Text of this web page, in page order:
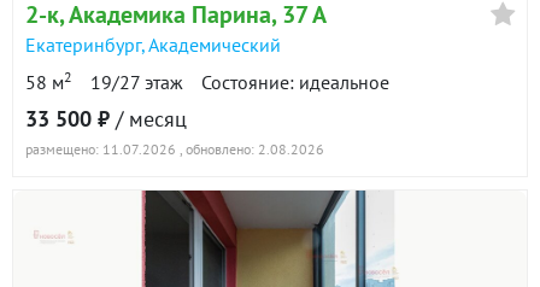
2-к, Академика Парина, 37 А
Екатеринбург,Академический
58 м2 19/27 этаж Состояние: идеальное
33 500 ₽ / месяц
размещено: 11.07.2026 , обновлено: 2.08.2026